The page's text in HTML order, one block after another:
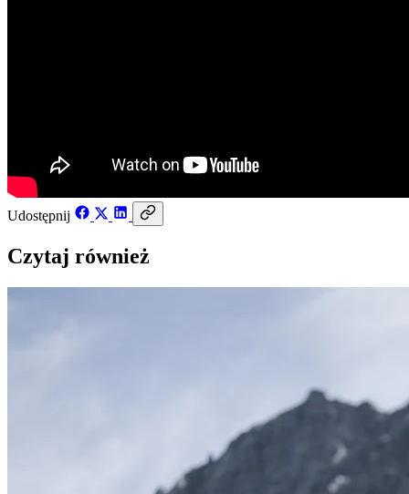
Udostępnij
Czytaj również